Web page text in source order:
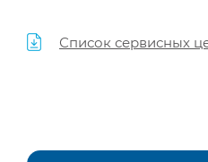
Список сервисных